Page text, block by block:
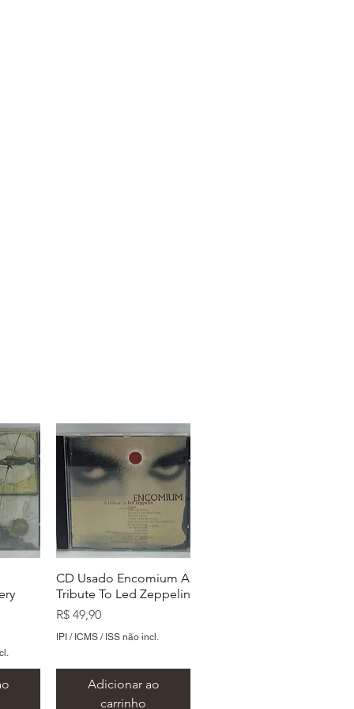
CD Usado Encomium A
Tribute To Led Zeppelin
Preço
R$ 49,90
IPI / ICMS / ISS não incl.
Adicionar ao
carrinho